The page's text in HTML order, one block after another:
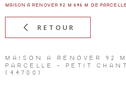
MAISON A RENOVER 92 M 646 M DE
RETOUR
MAISON À RÉNOVER 92
PARCELLE - PETIT
(44700)